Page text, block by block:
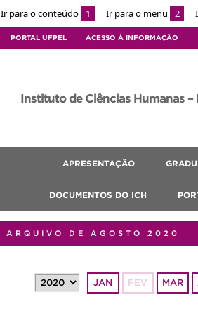
Ir para o conteúdo 1 Ir para o menu 2
PORTAL UFPEL ACESSO À INFORMAÇÃO
Instituto de Ciências Humanas –
APRESENTAÇÃO
DOCUMENTOS DO ICH
ARQUIVO DE AGOSTO 2020
JAN FEV MAR